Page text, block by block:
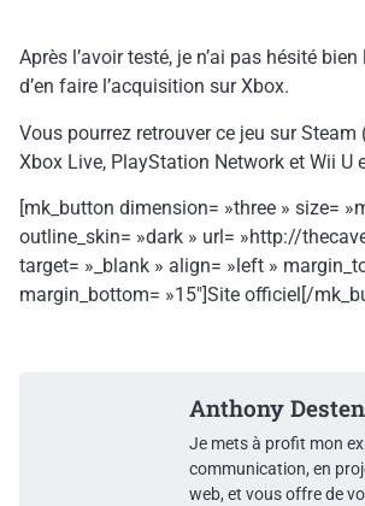
Après l’avoir testé, je n’ai pas hésité
d’en faire l’acquisition sur Xbox.
Vous pourrez retrouver ce jeu sur Steam
Xbox Live, PlayStation Network et Wii U
[mk_button dimension= »three » size=
outline_skin= »dark » url= »http://
target= »_blank » align= »left »
margin_bottom= »15″]Site officiel[/
Anthony
Je mets à profit mon
communication, en
web, et vous offre de